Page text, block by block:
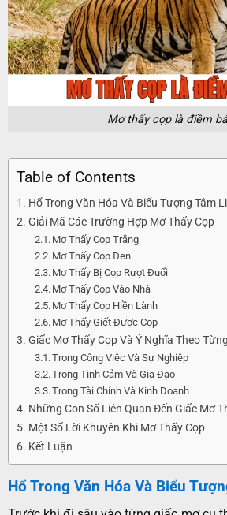
Mơ thấy cọp là điềm
Table of Contents
Hổ Trong Văn Hóa Và Biểu Tượng Tâm
Giải Mã Các Trường Hợp Mơ Thấy Cọp
Mơ Thấy Cọp Trắng
Mơ Thấy Cọp Đen
Mơ Thấy Bị Cọp Rượt Đuổi
Mơ Thấy Cọp Vào Nhà
Mơ Thấy Cọp Hiền Lành
Mơ Thấy Giết Được Cọp
Giấc Mơ Thấy Cọp Và Ý Nghĩa Theo
Trong Công Việc Và Sự Nghiệp
Trong Tình Cảm Và Gia Đạo
Trong Tài Chính Và Kinh Doanh
Những Con Số Liên Quan Đến Giấc Mơ
Một Số Lời Khuyên Khi Mơ Thấy Cọp
Kết Luận
Hổ Trong Văn Hóa Và Biểu